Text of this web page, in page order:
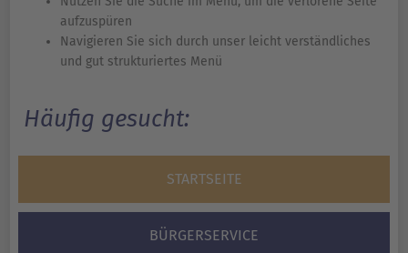
aufzuspüren
Navigieren Sie sich durch unser leicht verständliches
und gut strukturiertes Menü
Häufig gesucht:
STARTSEITE
BÜRGERSERVICE